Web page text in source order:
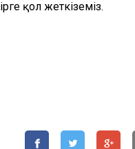
қол жеткіземіз.